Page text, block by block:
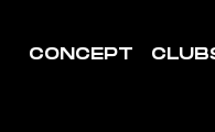
CONCEPT